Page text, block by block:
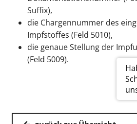
Suffix),
die Chargennummer des
Impfstoffes (Feld 5010),
die genaue Stellung der
(Feld 5009).